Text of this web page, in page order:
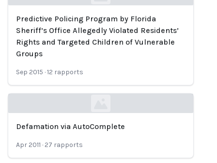
Loading...
Predictive Policing Program by Florida
Sheriff’s Office Allegedly Violated Residents’
Rights and Targeted Children of Vulnerable
Groups
Sep 2015 ·12 rapports
Defamation via AutoComplete
Apr 2011 · 27 rapports